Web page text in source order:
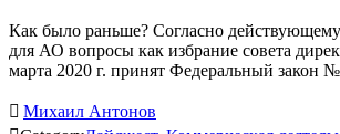
Как было раньше? Согласно действующему
для АО вопросы как избрание совета
марта 2020 г. принят Федеральный закон
 Михаил Антонов